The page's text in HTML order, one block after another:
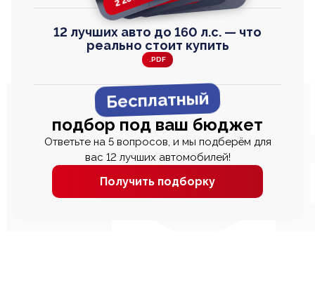
12 лучших авто до 160 л.с. — что
реально стоит купить
.PDF
Бесплатный
подбор под ваш бюджет
Ответьте на 5 вопросов, и мы подберём для
вас 12 лучших автомобилей!
Получить подборку